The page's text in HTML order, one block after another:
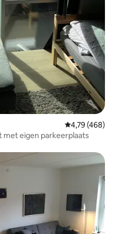
Gemiddelde
4,79 (468)
met eigen parkeerplaats